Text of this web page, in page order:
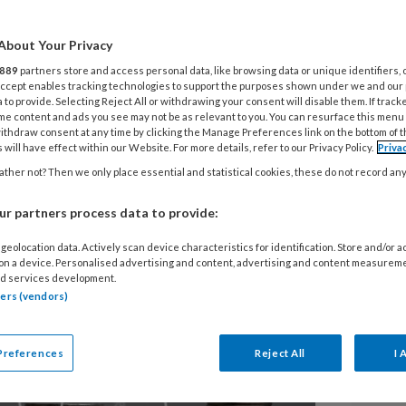
het maken van winst in de
van de ouders vindt dat
mogen maken en dat vrijelijk
peiling van Stichting Voor
Your Privacy
889 partners store and access personal data, like browsing data or unique identifiers,
enables tracking technologies to support the purposes shown under we and
to provide. Selecting Reject All or withdrawing your consent will disable them. If
content and ads you see may not be as relevant to you. You can resurface this
consent at any time by clicking the Manage Preferences link on the bottom of
will have effect within our Website. For more details, refer to our Privacy Policy.
not? Then we only place essential and statistical cookies, these do not record
partners process data to provide:
data. Actively scan device characteristics for identification. Store and/or
a device. Personalised advertising and content, advertising and content
services development.
(vendors)
Reject All I